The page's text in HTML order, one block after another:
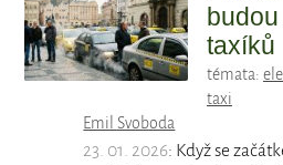
taxíků
témata:
taxi
Emil Svoboda
23. 01. 2026: Když se